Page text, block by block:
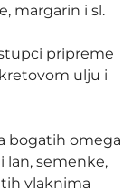
margarin i sl.
pripreme
ulju i
bogatih omega
lan, semenke,
vlaknima